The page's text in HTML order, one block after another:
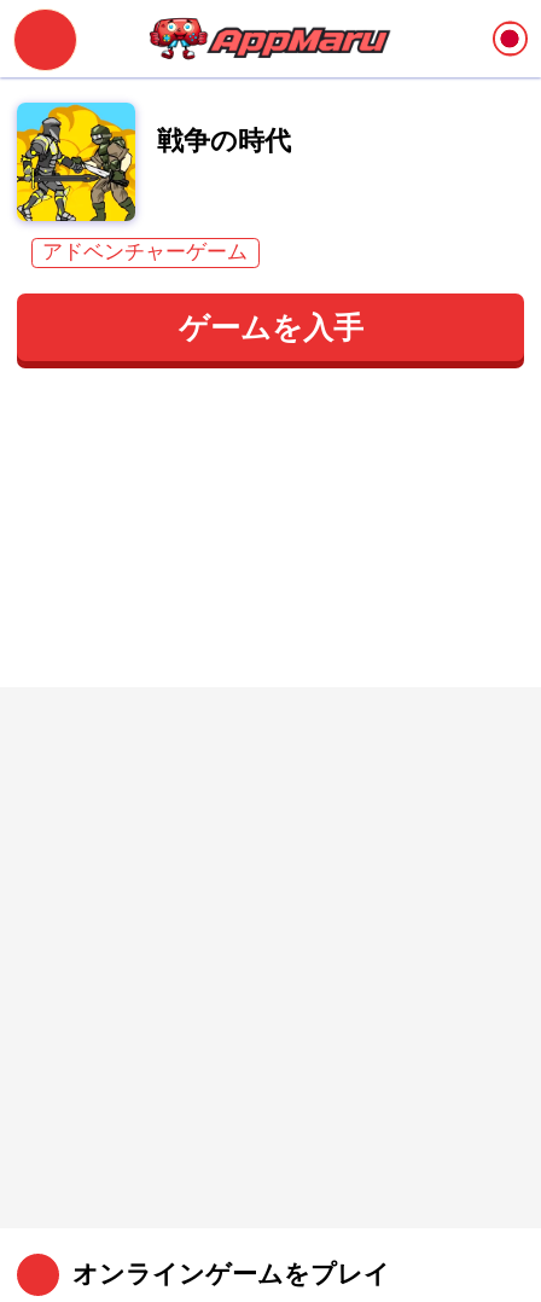
戦争の時代
アドベンチャーゲーム
ゲームを入手
オンラインゲームをプレイ